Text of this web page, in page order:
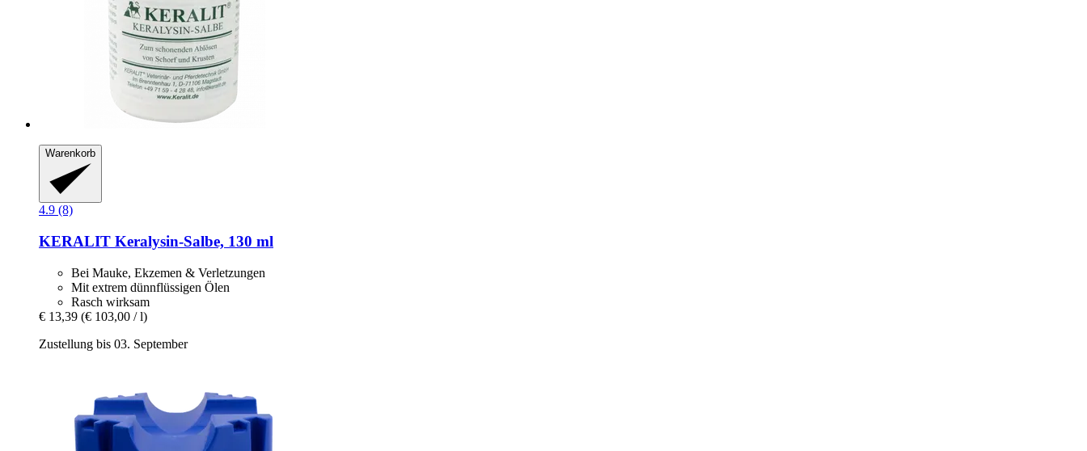
Warenkorb
4.9 (8)
KERALIT Keralysin-​Salbe, 130 ml
Bei Mauke, Ekzemen & Verletzungen
Mit extrem dünnflüssigen Ölen
Rasch wirksam
€ 13,39 (€ 103,00 / l)
Zustellung bis 03. September